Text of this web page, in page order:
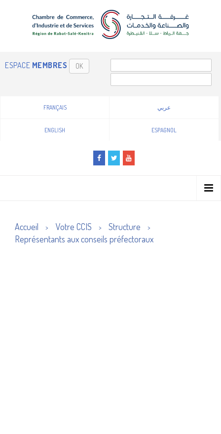
ESPACE MEMBRES OK
FRANÇAIS عربي
ENGLISH ESPAGNOL
Accueil > Votre CCIS > Structure >
Représentants aux conseils préfectoraux